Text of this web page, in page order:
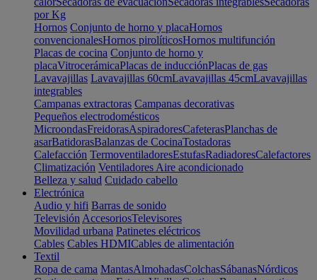
por Kg
Hornos Conjunto de horno y placaHornos
convencionalesHornos pirolíticosHornos multifunción
Placas de cocina Conjunto de horno y
placaVitrocerámicaPlacas de inducciónPlacas de gas
Lavavajillas Lavavajillas 60cmLavavajillas 45cmLavavajillas
integrables
Campanas extractoras Campanas decorativas
Pequeños electrodomésticos
MicroondasFreidorasAspiradoresCafeterasPlanchas de
asarBatidorasBalanzas de CocinaTostadoras
Calefacción TermoventiladoresEstufasRadiadoresCalefactores
Climatización Ventiladores Aire acondicionado
Belleza y salud Cuidado cabello
Electrónica
Audio y hifi Barras de sonido
Televisión AccesoriosTelevisores
Movilidad urbana Patinetes eléctricos
Cables Cables HDMICables de alimentación
Textil
Ropa de cama MantasAlmohadasColchasSábanasNórdicos